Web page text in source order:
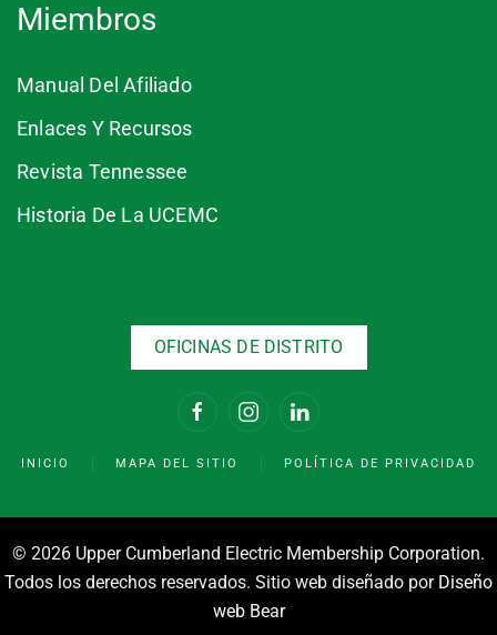
Miembros
Manual Del Afiliado
Enlaces Y Recursos
Revista Tennessee
Historia De La UCEMC
OFICINAS DE DISTRITO
INICIO MAPA DEL SITIO POLÍTICA DE PRIVACIDAD
© 2026 Upper Cumberland Electric Membership Corporation.
Todos los derechos reservados. Sitio web diseñado por Diseño
web Bear